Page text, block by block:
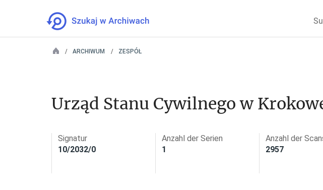
ARCHIWUM ZESPÓŁ
Urząd Stanu Cywilnego w
Signatur
10/2032/0
Anzahl der Serien
1
Anzahl der
2957